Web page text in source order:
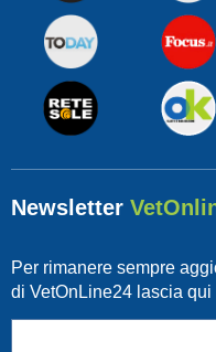
Newsletter
Per rimanere sempre
di VetOnLine24 lascia qui